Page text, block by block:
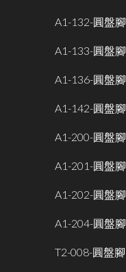
A1-132-圓盤腳
A1-133-圓盤腳
A1-136-圓盤腳
A1-142-圓盤腳
A1-200-圓盤腳
A1-201-圓盤腳
A1-202-圓盤腳
A1-204-圓盤腳
T2-008-圓盤腳